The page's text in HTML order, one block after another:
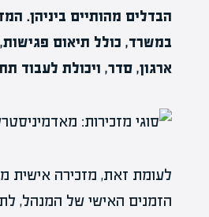
הבדלים מהותיים ביניהן.
במשרד, כולל תיאום
ארגון, סדר, ויכולת לעבוד
לעומת זאת, מזכירה אישית
הזמנים האישי של המנהל,